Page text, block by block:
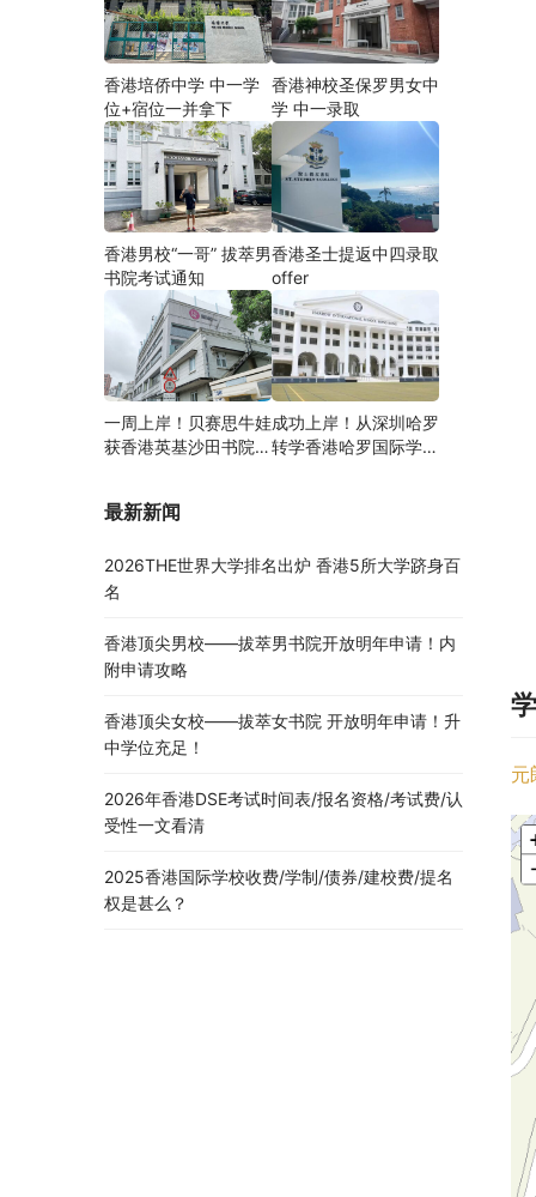
元
香港培侨中学 中一学
位+宿位一并拿下
香港神校圣保罗男女中
学 中一录取
香港男校“一哥” 拔萃男
书院考试通知
香港圣士提返中四录取
offer
一周上岸！贝赛思牛娃
获香港英基沙田书院录
成功上岸！从深圳哈罗
转学香港哈罗国际学
最新新闻
2026THE世界大学排名出炉 香港5所大学跻身百
名
香港顶尖男校——拔萃男书院开放明年申请！内
附申请攻略
香港顶尖女校——拔萃女书院 开放明年申请！升
中学位充足！
2026年香港DSE考试时间表/报名资格/考试费/认
受性一文看清
2025香港国际学校收费/学制/债券/建校费/提名
权是甚么？